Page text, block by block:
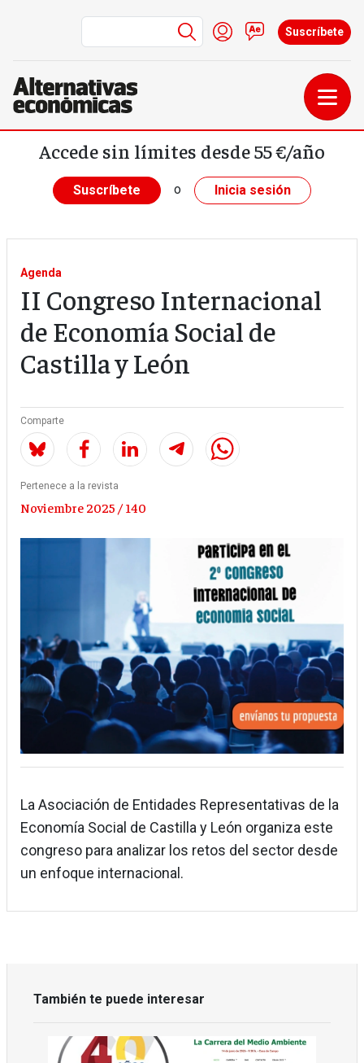
Pasar al contenido principal
Menú de cuenta de
Iniciar sesión
Contacto
Suscríbete
Accede sin límites desde 55 €/año
Suscríbete o Inicia sesión
Agenda
II Congreso Internacional
de Economía Social de
Castilla y León
Comparte
Pertenece a la revista
Noviembre 2025 / 140
La Asociación de Entidades Representativas de la
Economía Social de Castilla y León organiza este
congreso para analizar los retos del sector desde
un enfoque internacional.
También te puede interesar